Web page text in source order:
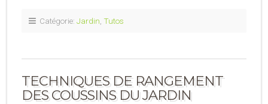
Catégorie: Jardin Tutos
TECHNIQUES DE RANGEMENT
DES COUSSINS DU JARDIN